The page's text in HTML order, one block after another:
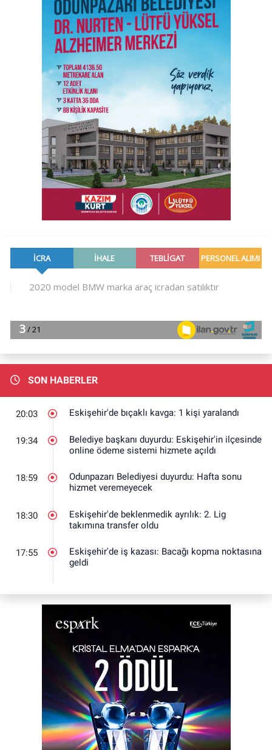
SON HABERLER
20:03 Eskişehir'de bıçaklı kavga: 1 kişi yaralandı
19:34
Belediye başkanı duyurdu: Eskişehir'in ilçesinde
online ödeme sistemi hizmete açıldı
18:59
Odunpazarı Belediyesi duyurdu: Hafta sonu
hizmet veremeyecek
18:30
Eskişehir'de beklenmedik ayrılık: 2. Lig
takımına transfer oldu
17:55
Eskişehir'de iş kazası: Bacağı kopma noktasına
geldi